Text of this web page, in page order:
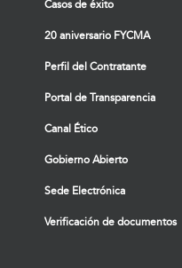
Casos de éxito
20 aniversario FYCMA
Perfil del Contratante
Portal de Transparencia
Canal Ético
Gobierno Abierto
Sede Electrónica
Verificación de documentos